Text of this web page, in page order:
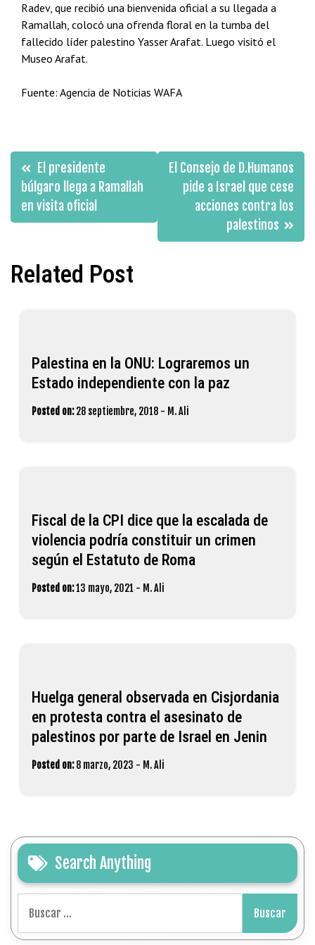
Radev, que recibió una bienvenida oficial a su llegada a
Ramallah, colocó una ofrenda floral en la tumba del
fallecido líder palestino Yasser Arafat. Luego visitó el
Museo Arafat.
Fuente: Agencia de Noticias WAFA
Navegación
de
entradas
El presidente
búlgaro llega a Ramallah
en visita oficial
El Consejo de D.Humanos
pide a Israel que cese
acciones contra los
palestinos
Related Post
Palestina en la ONU: Lograremos un
Estado independiente con la paz
Posted on: 28 septiembre, 2018 - M. Ali
Fiscal de la CPI dice que la escalada de
violencia podría constituir un crimen
según el Estatuto de Roma
Posted on:13 mayo, 2021 - M. Ali
Huelga general observada en Cisjordania
en protesta contra el asesinato de
palestinos por parte de Israel en Jenin
Posted on: 8 marzo, 2023 - M. Ali
Search Anything